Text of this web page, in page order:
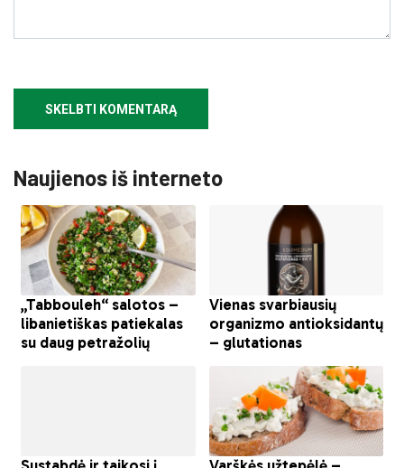
Naujienos iš interneto